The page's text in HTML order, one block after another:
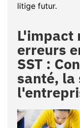
litige futur.
L'impact
erreurs
SST :
santé, la